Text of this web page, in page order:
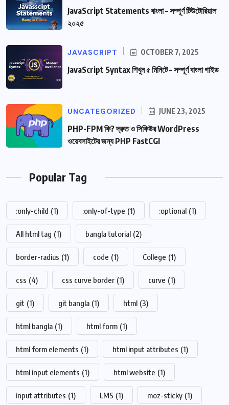
JavaScript Statements বাংলা – সম্পূর্ণ টিউটোরিয়াল
২০২৫
JAVASCRIPT OCTOBER 7, 2025
JavaScript Syntax শিখুন ৫ মিনিটে – সম্পূর্ণ বাংলা গাইড
UNCATEGORIZED JUNE 23, 2025
PHP-FPM কি? দ্রুত ও সিকিউর WordPress
ওয়েবসাইটের জন্য PHP FastCGI
Popular Tag
:only-child (1) :only-of-type (1) :optional (1)
All html tag (1) bangla tutorial (2)
border-radius (1) code (1) College (1)
css (4) css curve border (1) curve (1)
git (1) git bangla (1) html (3)
html bangla (1) html form (1)
html form elements (1) html input attributes (1)
html input elements (1) html website (1)
input attributes (1) LMS (1) moz-sticky (1)